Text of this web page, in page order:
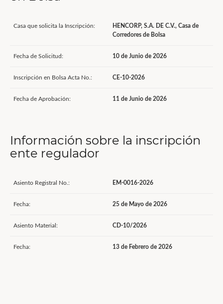
Casa que solicita la Inscripción:
HENCORP, S.A. DE C.V., Casa de
Corredores de Bolsa
Fecha de Solicitud: 10 de Junio de 2026
Inscripción en Bolsa Acta No.: CE-10-2026
Fecha de Aprobación: 11 de Junio de 2026
Información sobre la inscripción
ente regulador
Asiento Registral No.: EM-0016-2026
Fecha: 25 de Mayo de 2026
Asiento Material: CD-10/2026
Fecha: 13 de Febrero de 2026